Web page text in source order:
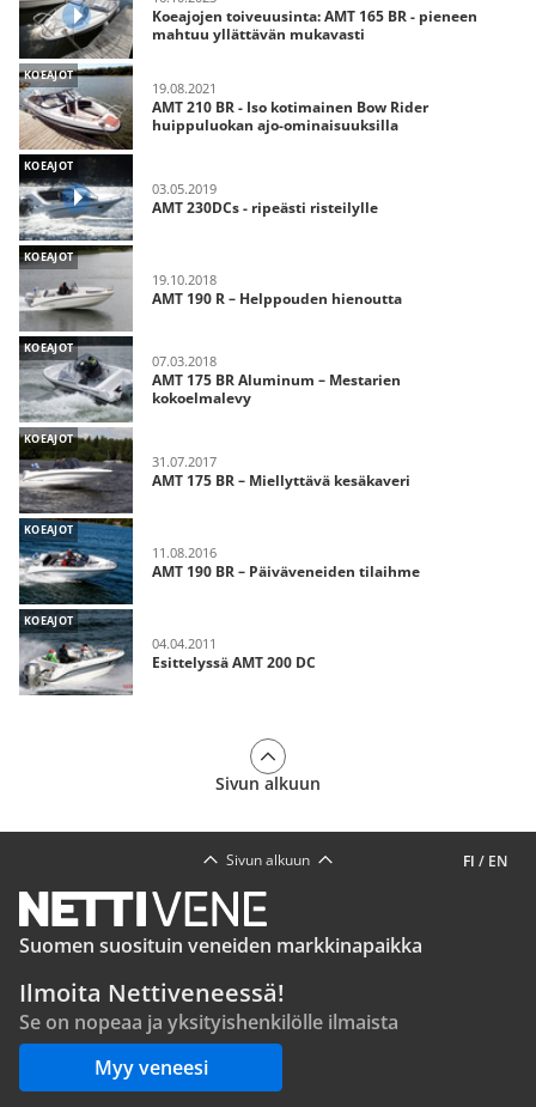
Koeajojen toiveuusinta: AMT 165 BR - pieneen
mahtuu yllättävän mukavasti
KOEAJOT
19.08.2021
AMT 210 BR - Iso kotimainen Bow Rider
huippuluokan ajo-ominaisuuksilla
KOEAJOT
03.05.2019
AMT 230DCs - ripeästi risteilylle
KOEAJOT
19.10.2018
AMT 190 R – Helppouden hienoutta
KOEAJOT
07.03.2018
AMT 175 BR Aluminum – Mestarien
kokoelmalevy
KOEAJOT
31.07.2017
AMT 175 BR – Miellyttävä kesäkaveri
KOEAJOT
11.08.2016
AMT 190 BR – Päiväveneiden tilaihme
KOEAJOT
04.04.2011
Esittelyssä AMT 200 DC
Sivun alkuun
FI / EN
Sivun alkuun
Suomen suosituin veneiden markkinapaikka
Ilmoita Nettiveneessä!
Se on nopeaa ja yksityishenkilölle ilmaista
Myy veneesi